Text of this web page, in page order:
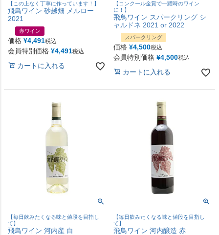
【この上なく丁寧に作っています！】
飛鳥ワイン 砂越畑 メルロー
2021
赤ワイン
価格 ¥4,491税込
会員特別価格 ¥4,491税込
カートに入れる
【コンクール金賞で一躍時のワイン
に！】
飛鳥ワイン スパークリング シ
ャルドネ 2021 or 2022
スパークリング
価格 ¥4,500税込
会員特別価格 ¥4,500税込
カートに入れる
【毎日飲みたくなる味と値段を目指し
て】
飛鳥ワイン 河内産 白
【毎日飲みたくなる味と値段を目指し
て】
飛鳥ワイン 河内醸造 赤